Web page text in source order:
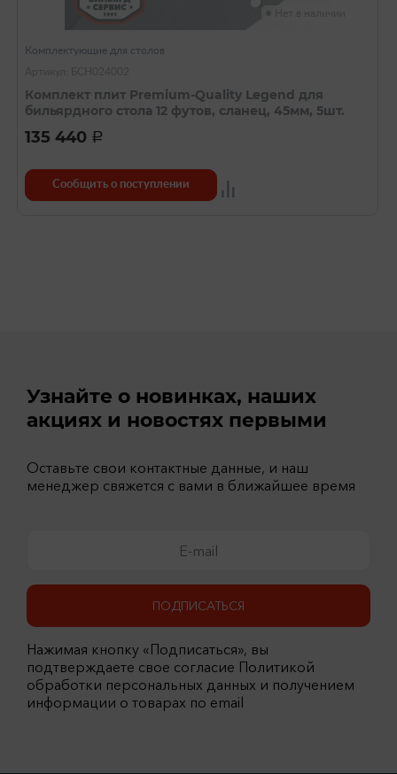
Комплектующие для столов
Комплект плит Premium-Quality Legend для
бильярдного стола 12 футов, сланец, 45мм, 5шт.
135 440 a
Сообщить о поступлении
Узнайте о новинках, наших
акциях и новостях первыми
Оставьте свои контактные данные, и наш
менеджер свяжется с вами в ближайшее время
ПОДПИСАТЬСЯ
Нажимая кнопку «Подписаться», вы
подтверждаете свое согласие Политикой
обработки персональных данных и получением
информации о товарах по email